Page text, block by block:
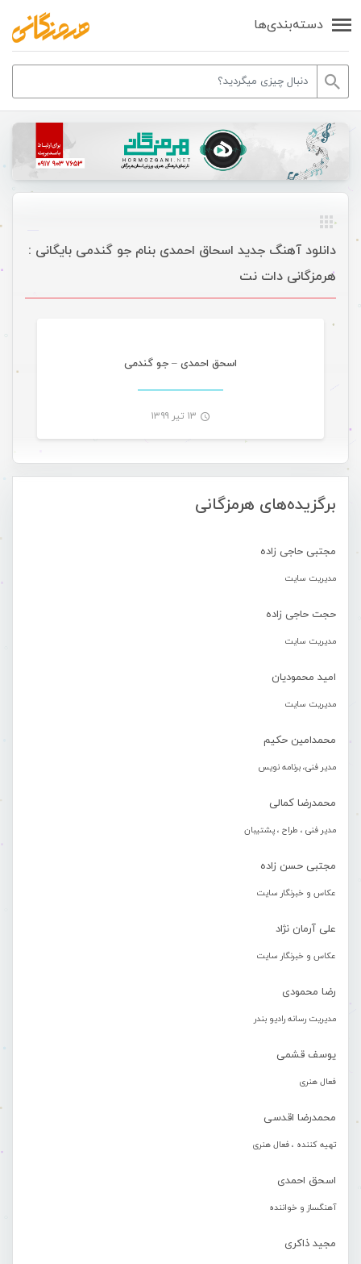
دسته‌بندی‌ها
برگزیده‌های هرمزگانی
مجتبی حاجی زاده
مدیریت سایت
حجت حاجی زاده
مدیریت سایت
امید محمودیان
مدیریت سایت
محمدامین حکیم
مدیر فنی، برنامه نویس
محمدرضا کمالی
مدیر فنی ، طراح ، پشتیبان
مجتبی حسن زاده
عکاس و خبرنگار سایت
علی آرمان نژاد
عکاس و خبرنگار سایت
رضا محمودی
مدیریت رسانه رادیو بندر
یوسف قشمی
فعال هنری
محمدرضا اقدسی
تهیه کننده ، فعال هنری
اسحق احمدی
آهنگساز و خواننده
مجید ذاکری
دانلود آهنگ جدید اسحاق احمدی بنام جو گندمی بایگانی :
هرمزگانی دات نت
اسحق احمدی – جو گندمی
۱۳ تیر ۱۳۹۹